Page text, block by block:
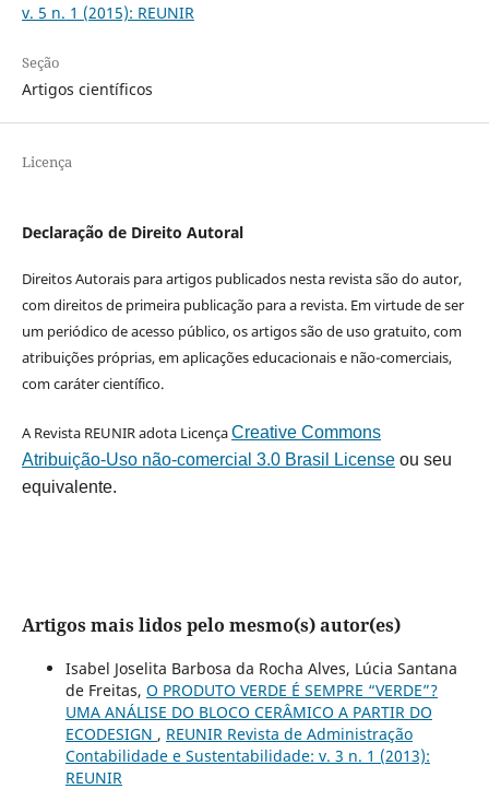
v. 5 n. 1 (2015): REUNIR
Seção
Artigos científicos
Licença
Declaração de Direito Autoral
Direitos Autorais para artigos publicados nesta revista são do autor,
com direitos de primeira publicação para a revista. Em virtude de ser
um periódico de acesso público, os artigos são de uso gratuito, com
atribuições próprias, em aplicações educacionais e não-comerciais,
com caráter científico.
A Revista REUNIR adota LicençaCreative Commons
Atribuição-Uso não-comercial 3.0 Brasil Licenseou seu
equivalente.
Artigos mais lidos pelo mesmo(s) autor(es)
Isabel Joselita Barbosa da Rocha Alves, Lúcia Santana
de Freitas, O PRODUTO VERDE É SEMPRE “VERDE”?
UMA ANÁLISE DO BLOCO CERÂMICO A PARTIR DO
ECODESIGN , REUNIR Revista de Administração
Contabilidade e Sustentabilidade: v. 3 n. 1 (2013):
REUNIR